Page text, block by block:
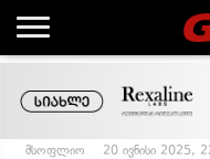
მსოფლიო 20 ივნისი 2025,